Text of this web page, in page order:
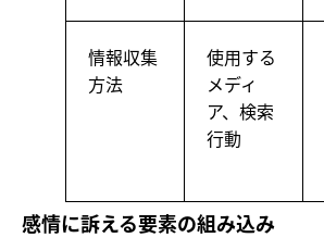
情報収集
方法
使用する
メディ
ア、検索
行動
感情に訴える要素の組み込み